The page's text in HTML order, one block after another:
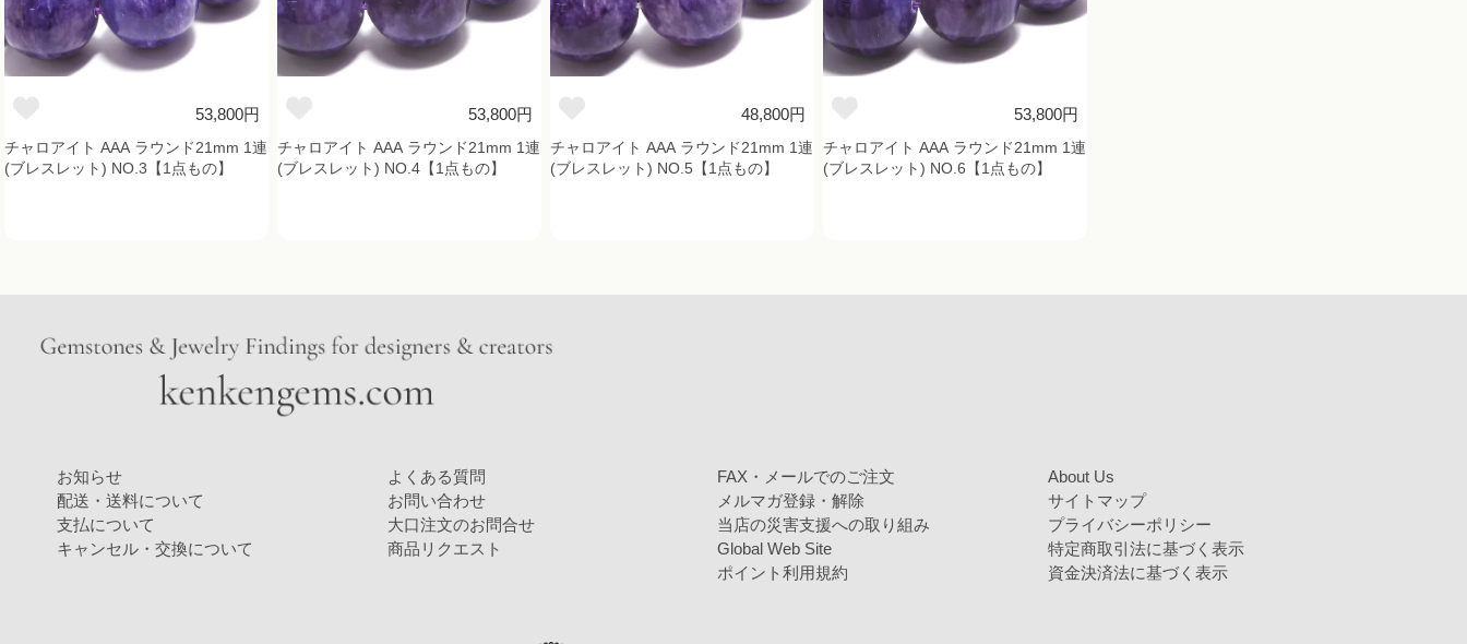
53,800円
チャロアイト AAA ラウンド21mm 1連
(ブレスレット) NO.3【1点もの】
53,800円
チャロアイト AAA ラウンド21mm 1連
(ブレスレット) NO.4【1点もの】
48,800円
チャロアイト AAA ラウンド21mm 1連
(ブレスレット) NO.5【1点もの】
53,800円
チャロアイト AAA ラウンド21mm 1連
(ブレスレット) NO.6【1点もの】
お知らせ
配送・送料について
支払について
キャンセル・交換について
よくある質問
お問い合わせ
大口注文のお問合せ
商品リクエスト
FAX・メールでのご注文
メルマガ登録・解除
当店の災害支援への取り組み
Global Web Site
ポイント利用規約
About Us
サイトマップ
プライバシーポリシー
特定商取引法に基づく表示
資金決済法に基づく表示